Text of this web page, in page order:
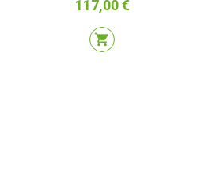
117,00 €
shopping_cart